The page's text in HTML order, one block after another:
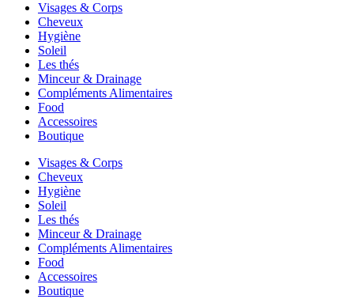
Visages & Corps
Cheveux
Hygiène
Soleil
Les thés
Minceur & Drainage
Compléments Alimentaires
Food
Accessoires
Boutique
Visages & Corps
Cheveux
Hygiène
Soleil
Les thés
Minceur & Drainage
Compléments Alimentaires
Food
Accessoires
Boutique